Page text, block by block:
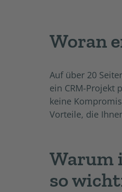
Woran
Auf über 20
ein CRM-Projekt
keine
Vorteile, die
Warum
so